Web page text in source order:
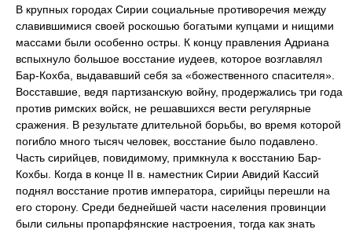
В крупных городах Сирии социальные противоречия между
славившимися своей роскошью богатыми купцами и нищими
массами были особенно остры. К концу правления Адриана
вспыхнуло большое восстание иудеев, которое возглавлял
Бар-Кохба, выдававший себя за «божественного спасителя».
Восставшие, ведя партизанскую войну, продержались три года
против римских войск, не решавшихся вести регулярные
сражения. В результате длительной борьбы, во время которой
погибло много тысяч человек, восстание было подавлено.
Часть сирийцев, повидимому, примкнула к восстанию Бар-
Кохбы. Когда в конце II в. наместник Сирии Авидий Кассий
поднял восстание против императора, сирийцы перешли на
его сторону. Среди беднейшей части населения провинции
были сильны пропарфянские настроения, тогда как знать